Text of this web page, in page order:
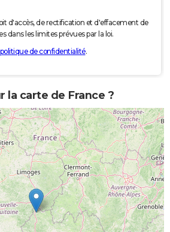
d'accès, de rectification et d'effacement de
dans les limites prévues par la loi.
politique de confidentialité.
la carte de France ?